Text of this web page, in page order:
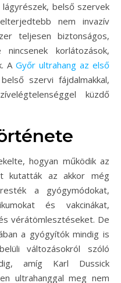
belső szervek
nem invazív
teljesen biztonságos,
korlátozások,
A Győr ultrahang az első
szervi fájdalmakkal,
küzdő
hogyan működik az
kutatták az akkor még
a gyógymódokat,
és vakcinákat,
vérátömlesztéseket. De
a gyógyítók mindig is
változásokról szóló
amíg Karl Dussick
ultrahanggal meg nem